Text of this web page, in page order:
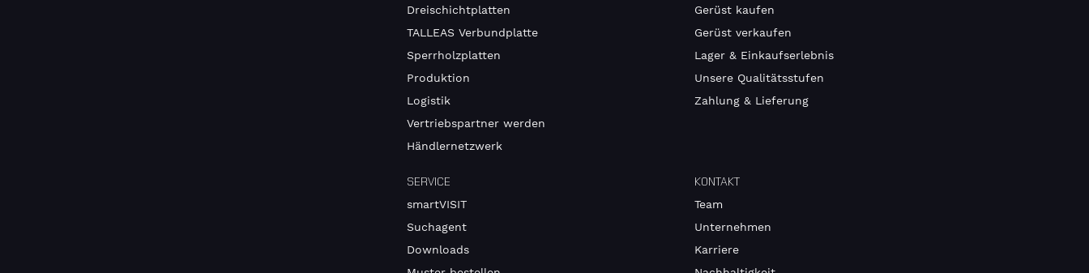
Dreischichtplatten
TALLEAS Verbundplatte
Sperrholzplatten
Produktion
Logistik
Vertriebspartner werden
Händlernetzwerk
Gerüst kaufen
Gerüst verkaufen
Lager & Einkaufserlebnis
Unsere Qualitätsstufen
Zahlung & Lieferung
SERVICE
smartVISIT
Suchagent
Downloads
KONTAKT
Team
Unternehmen
Karriere